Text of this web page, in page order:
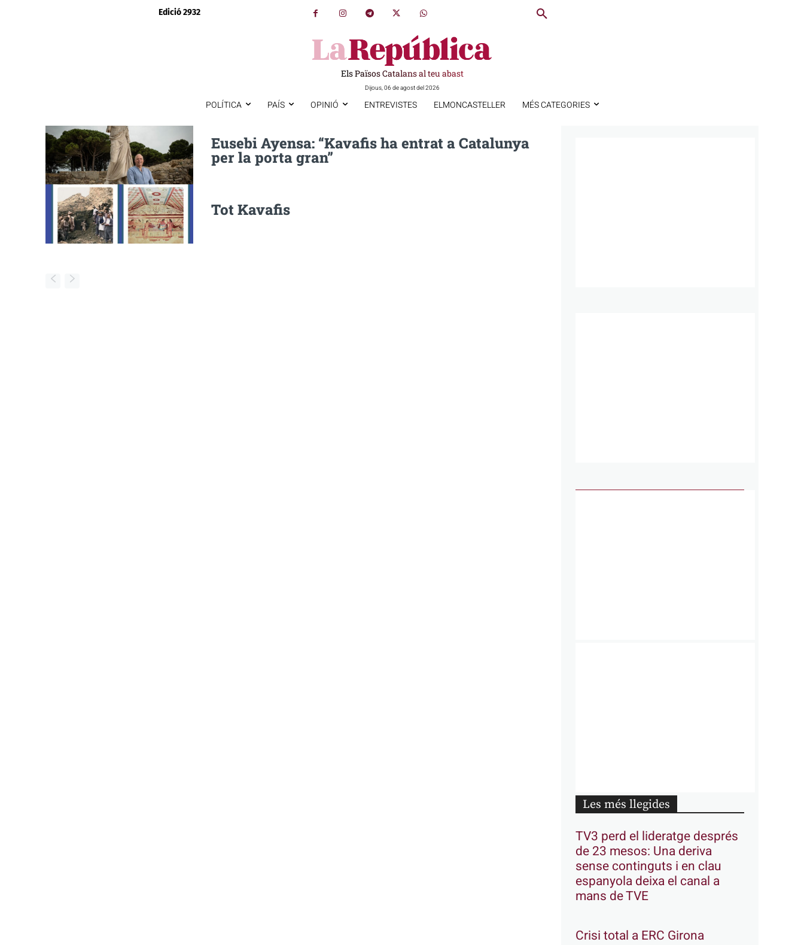
Edició 2932
Els Països Catalans al teu abast
Dijous, 06 de agost del 2026
POLÍTICA PAÍS OPINIÓ ENTREVISTES ELMONCASTELLER MÉS CATEGORIES
Eusebi Ayensa: “Kavafis ha entrat a Catalunya
per la porta gran”
Tot Kavafis
Les més llegides
TV3 perd el lideratge després
de 23 mesos: Una deriva
sense continguts i en clau
espanyola deixa el canal a
mans de TVE
Crisi total a ERC Girona